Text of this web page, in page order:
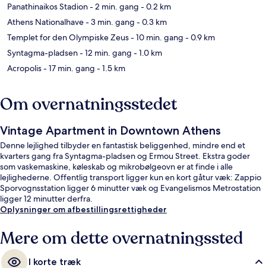
Panathinaikos Stadion- 2 min. gang - 0.2 km
Athens Nationalhave- 3 min. gang - 0.3 km
Templet for den Olympiske Zeus- 10 min. gang - 0.9 km
Syntagma-pladsen- 12 min. gang - 1.0 km
Acropolis- 17 min. gang - 1.5 km
Om overnatningsstedet
Vintage Apartment in Downtown Athens
Denne lejlighed tilbyder en fantastisk beliggenhed, mindre end et
kvarters gang fra Syntagma-pladsen og Ermou Street. Ekstra goder
som vaskemaskine, køleskab og mikrobølgeovn er at finde i alle
lejlighederne. Offentlig transport ligger kun en kort gåtur væk: Zappio
Sporvognsstation ligger 6 minutter væk og Evangelismos Metrostation
ligger 12 minutter derfra.
Oplysninger om afbestillingsrettigheder
Mere om dette overnatningssted
I korte træk